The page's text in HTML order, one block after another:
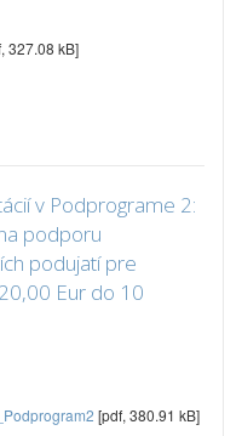
327.08 kB]
v Podprograme 2:
podporu
podujatí pre
Eur do 10
[pdf, 380.91 kB]